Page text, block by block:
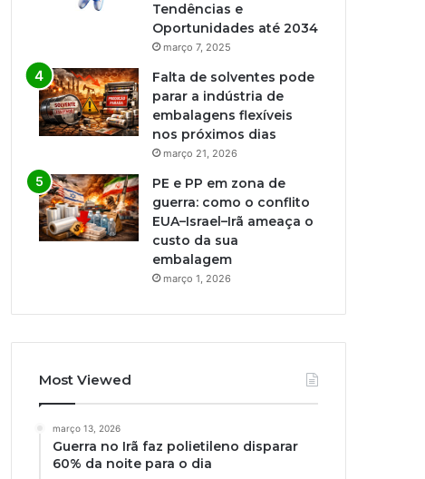
Tendências e
Oportunidades até 2034
março 7, 2025
Falta de solventes pode
parar a indústria de
embalagens flexíveis
nos próximos dias
março 21, 2026
PE e PP em zona de
guerra: como o conflito
EUA–Israel–Irã ameaça o
custo da sua
embalagem
março 1, 2026
Most Viewed
março 13, 2026
Guerra no Irã faz polietileno disparar
60% da noite para o dia